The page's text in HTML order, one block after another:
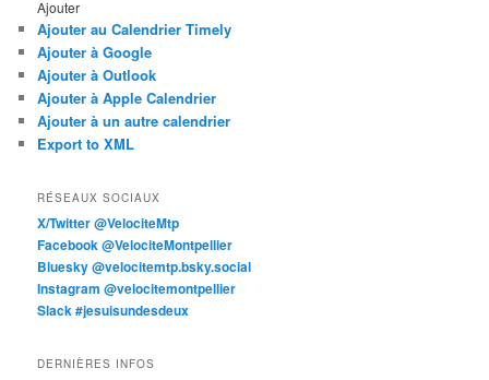
Ajouter
Ajouter au Calendrier Timely
Ajouter à Google
Ajouter à Outlook
Ajouter à Apple Calendrier
Ajouter à un autre calendrier
Export to XML
RÉSEAUX SOCIAUX
X/Twitter @VelociteMtp
Facebook @VelociteMontpellier
Bluesky @velocitemtp.bsky.social
Instagram @velocitemontpellier
Slack #jesuisundesdeux
DERNIÈRES INFOS